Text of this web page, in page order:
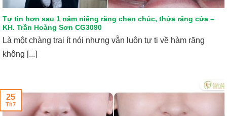
Tự tin hơn sau 1 năm niềng răng chen chúc, thừa răng cửa –
KH. Trần Hoàng Sơn CG3090
Là một chàng trai ít nói nhưng vẫn luôn tự ti về hàm răng
không [...]
25
Th7